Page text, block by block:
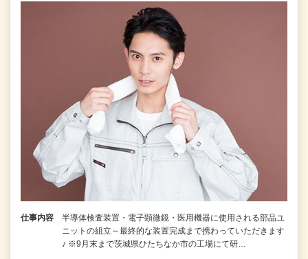
仕事内容
半導体検査装置・電子顕微鏡・医用機器に使用される部品ユ
ニットの組立～最終的な装置完成まで携わっていただきます
♪ ※9月末まで茨城県ひたちなか市の工場にて研…